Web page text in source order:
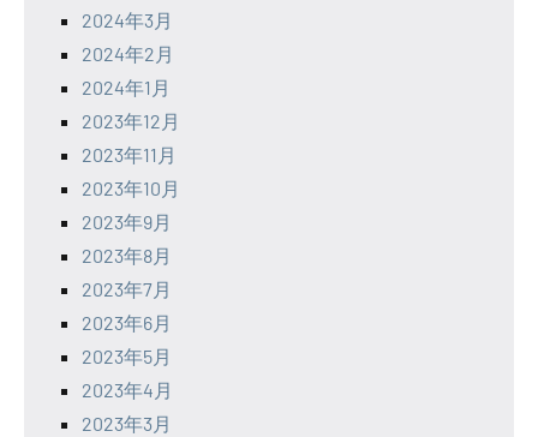
2024年3月
2024年2月
2024年1月
2023年12月
2023年11月
2023年10月
2023年9月
2023年8月
2023年7月
2023年6月
2023年5月
2023年4月
2023年3月